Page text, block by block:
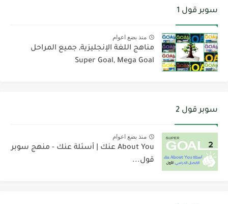
سوبر قول 1
منذ بضع اعوام
مناهج اللغة الإنجليزية, جميع المراحل
Super Goal, Mega Goal
سوبر قول 2
منذ بضع اعوام
About You عنك | أسئلة عنك - منهج سوبر
قول...